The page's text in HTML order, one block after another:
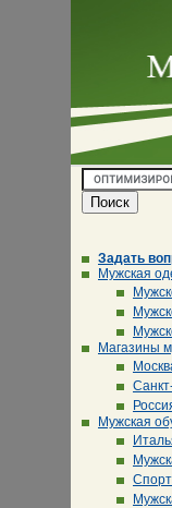
Задать
Мужская
Магазины
Мужская